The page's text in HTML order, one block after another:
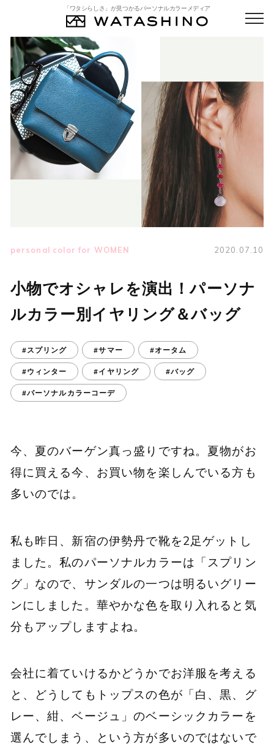
「ワタシらしさ」が見つかるパーソナルカラーメディア
personal color for WOMEN 2020.07.10
小物でオシャレを演出！パーソナ
ルカラー別イヤリング＆バッグ
#スプリング #サマー #オータム
#ウィンター #イヤリング #バッグ
#パーソナルカラーコーデ
今、夏のバーゲン真っ盛りですね。夏物がお
得に買える今、お買い物を楽しんでいる方も
多いのでは。
私も昨日、新宿の伊勢丹で靴を2足ゲットし
ました。私のパーソナルカラーは「スプリン
グ」なので、サンダルの一つは明るいグリー
ンにしました。華やかな色を取り入れると気
分もアップしますよね。
会社に着ていけるかどうかでお洋服を考える
と、どうしてもトップスの色が「白、黒、グ
レー、紺、ベージュ」のベーシックカラーを
選んでしまう、という方が多いのではないで